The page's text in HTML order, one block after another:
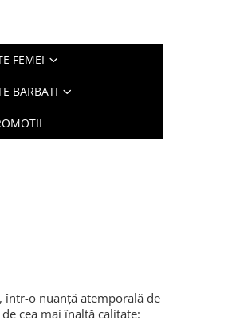
FEMEI
BARBATI
într-o nuanță atemporală de
cea mai înaltă calitate: